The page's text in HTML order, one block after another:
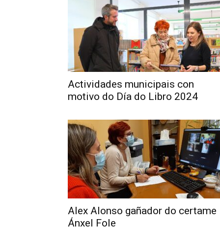
Actividades municipais con
motivo do Día do Libro 2024
Alex Alonso gañador do certame
Ánxel Fole